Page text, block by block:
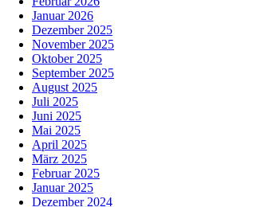
Januar 2026
Dezember 2025
November 2025
Oktober 2025
September 2025
August 2025
Juli 2025
Juni 2025
Mai 2025
April 2025
März 2025
Februar 2025
Januar 2025
Dezember 2024